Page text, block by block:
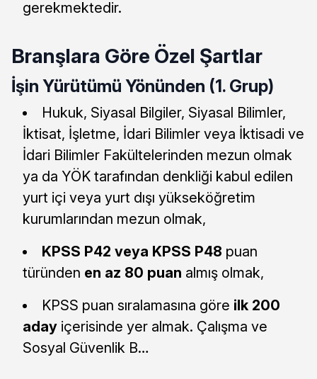
gerekmektedir.
Branşlara Göre Özel Şartlar
İşin Yürütümü Yönünden (1. Grup)
Hukuk, Siyasal Bilgiler, Siyasal Bilimler,
İktisat, İşletme, İdari Bilimler veya İktisadi ve
İdari Bilimler Fakültelerinden mezun olmak
ya da YÖK tarafından denkliği kabul edilen
yurt içi veya yurt dışı yükseköğretim
kurumlarından mezun olmak,
KPSS P42 veya KPSS P48 puan
türünden en az 80 puan almış olmak,
KPSS puan sıralamasına göre ilk 200
aday içerisinde yer almak. Çalışma ve
Sosyal Güvenlik B…